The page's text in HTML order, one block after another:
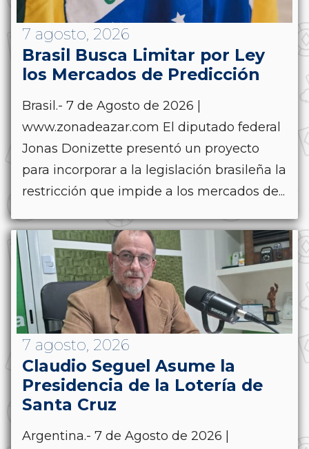
7 agosto, 2026
Brasil Busca Limitar por Ley
los Mercados de Predicción
Brasil.- 7 de Agosto de 2026 |
www.zonadeazar.com El diputado federal
Jonas Donizette presentó un proyecto
para incorporar a la legislación brasileña la
restricción que impide a los mercados de...
7 agosto, 2026
Claudio Seguel Asume la
Presidencia de la Lotería de
Santa Cruz
Argentina.- 7 de Agosto de 2026 |